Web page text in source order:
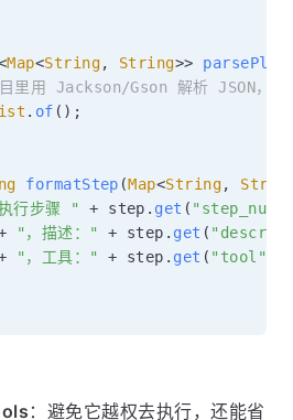
Map<String, String>> parsePlan
里用 Jackson/Gson 解析 JSON，这
. of ( ) ;
formatStep (Map<String,
行步骤 " + step . get (
"，描述：" + step . get (
"，工具：" + step . get ( "tool"
：避免它越权去执行，还能省